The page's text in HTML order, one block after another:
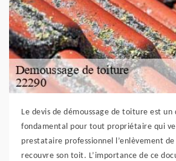
Le devis de démoussage de toiture est un
fondamental pour tout propriétaire qui
prestataire professionnel l’enlèvement de
recouvre son toit. L’importance de ce